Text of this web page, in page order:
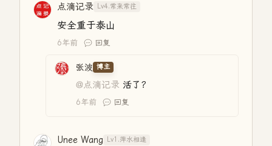
点滴记录 Lv4.常来常往
安全重于泰山
6年前 回复
张波 博主
@点滴记录 活了？
6年前 回复
Unee Wang Lv1.萍水相逢